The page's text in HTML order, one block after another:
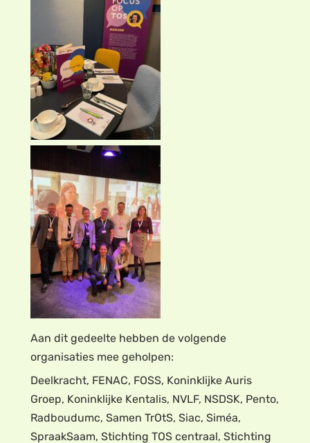
Aan dit gedeelte hebben de volgende
organisaties mee geholpen:
Deelkracht, FENAC, FOSS, Koninklijke Auris
Groep, Koninklijke Kentalis, NVLF, NSDSK, Pento,
Radboudumc, Samen TrOtS, Siac, Siméa,
SpraakSaam, Stichting TOS centraal, Stichting